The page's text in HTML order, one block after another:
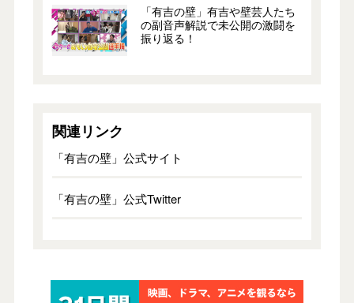
「有吉の壁」有吉や壁芸人たち
の副音声解説で未公開の激闘を
振り返る！
関連リンク
「有吉の壁」公式サイト
「有吉の壁」公式Twitter